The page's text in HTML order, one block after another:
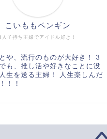
人子持ち主婦でアイドル好き！
こいももペンギン
や、流行のものが大好き！ 3
も、推し活や好きなことに没
生を送る主婦！ 人生楽しんだ
！！